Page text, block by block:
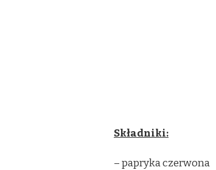
Składniki:
– papryka czerwona